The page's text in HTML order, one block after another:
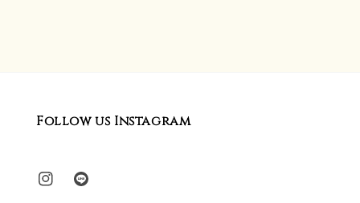
Follow us Instagram